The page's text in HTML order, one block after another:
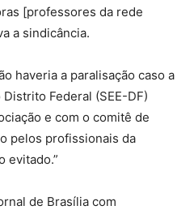
[professores da rede
a sindicância.
haveria a paralisação caso a
Federal (SEE-DF)
e com o comitê de
pelos profissionais da
evitado.”
de Brasília com